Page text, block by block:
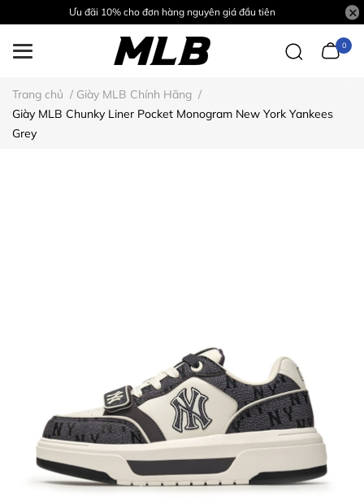
Ưu đãi 10% cho đơn hàng nguyên giá đầu tiên
0
Trang chủ / Giày MLB Chính Hãng /
Giày MLB Chunky Liner Pocket Monogram New York Yankees
Grey